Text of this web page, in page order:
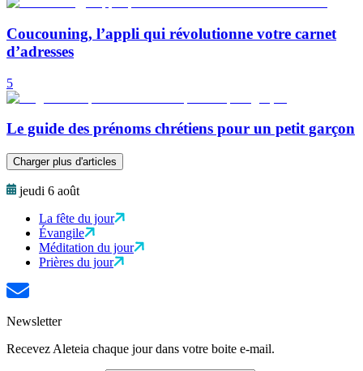
Coucouning, l’appli qui révolutionne votre carnet
d’adresses
5
Le guide des prénoms chrétiens pour un petit garçon
Charger plus d'articles
jeudi 6 août
La fête du jour
Évangile
Méditation du jour
Prières du jour
Newsletter
Recevez Aleteia chaque jour dans votre boite e-mail.